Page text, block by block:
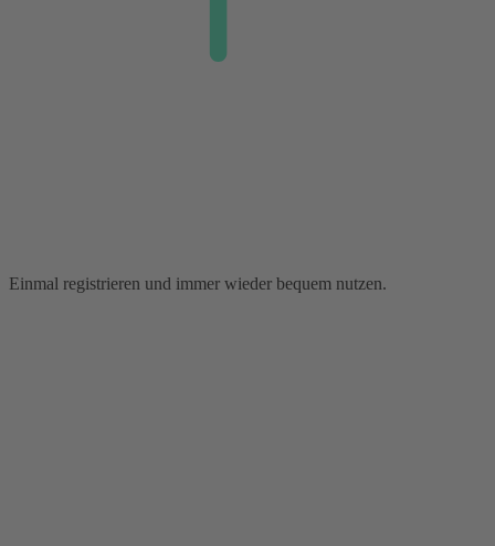
Einmal registrieren und immer wieder bequem nutzen.